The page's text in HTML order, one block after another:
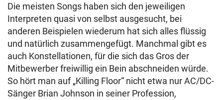
Die meisten Songs haben sich den jeweiligen
Interpreten quasi von selbst ausgesucht, bei
anderen Beispielen wiederum hat sich alles flüssig
und natürlich zusammengefügt. Manchmal gibt es
auch Konstellationen, für die sich das Gros der
Mitbewerber freiwillig ein Bein abschneiden würde.
So hört man auf „Killing Floor“ nicht etwa nur AC/DC-
Sänger Brian Johnson in seiner Profession,